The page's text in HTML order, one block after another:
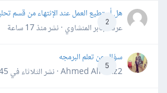
2
هل أستطيع العمل عند الإنتهاء من قسم
عرفه جابر المنشاوي · نشرمنذ 17 ساعة
5
سؤال عن تعلم البرمجه
Ahmed Alhafiz2 · نشر
الثلاثاء في 21:45